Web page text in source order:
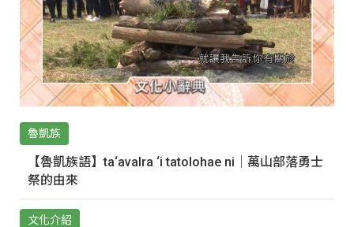
魯凱族
【魯凱族語】ta‘avalra ‘i tatolohae ni｜萬山部落勇士
祭的由來
文化介紹